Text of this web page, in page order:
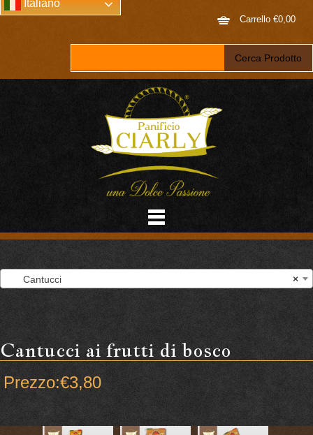
Italiano
Carrello €0,00
×
Cantucci
Cantucci ai frutti di bosco
Prezzo:€3,80